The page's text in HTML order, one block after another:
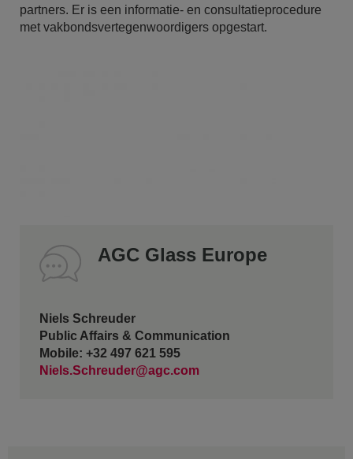
partners. Er is een informatie- en consultatieprocedure
met vakbondsvertegenwoordigers opgestart.
AGC Glass Europe
Niels Schreuder
Public Affairs & Communication
Mobile: +32 497 621 595
Niels.Schreuder@agc.com